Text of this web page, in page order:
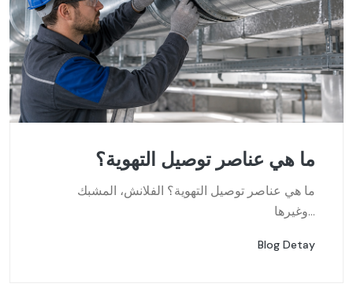
ما هي عناصر توصيل التهوية؟
ما هي عناصر توصيل التهوية؟ الفلانش، المشبك
وغيرها...
Blog Detay